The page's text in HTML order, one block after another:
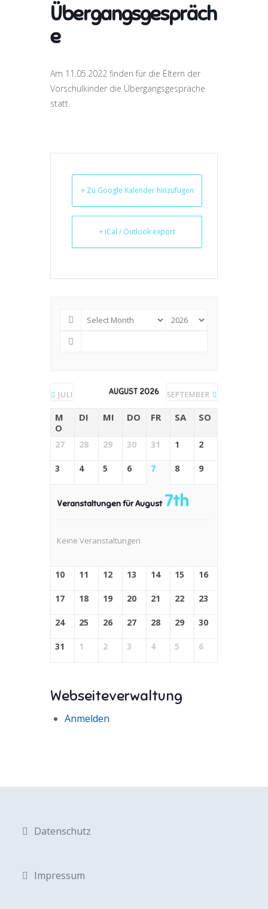
Übergangsgespräch
e
Am 11.05.2022 finden für die Eltern der
Vorschulkinder die Übergangsgespräche
statt.
+ Zu Google Kalender hinzufügen
+ iCal / Outlook export
JULI AUGUST 2026 SEPTEMBER
M
O
DI MI DO FR SA SO
27 28 29 30 31 1 2
3 4 5 6 7 8 9
Veranstaltungen für August 7th
Keine Veranstaltungen
10 11 12 13 14 15 16
17 18 19 20 21 22 23
24 25 26 27 28 29 30
31 1 2 3 4 5 6
Webseiteverwaltung
Anmelden
Datenschutz
Impressum